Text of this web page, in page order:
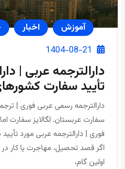
آموزش اخبار
1404-08-21
دارالترجمه عربی |
تأیید سفارت
دارالترجمه رسمی عربی فوری |
سفارت عربستان. لگالایز سفارت
فوری | دارالترجمه عربی مورد
اگر قصد تحصیل، مهاجرت یا کار در
اولین گام،